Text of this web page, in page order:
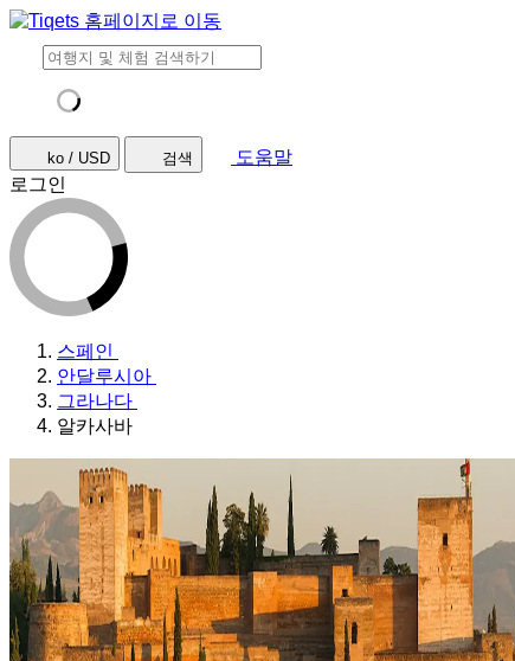
ko / USD 검색
도움말
로그인
스페인
안달루시아
그라나다
알카사바